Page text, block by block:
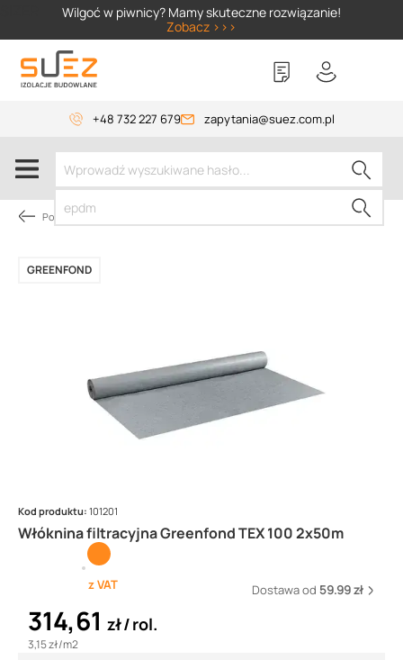
Wilgoć w piwnicy? Mamy skuteczne rozwiązanie!
Zobacz >>>
+48 732 227 679 zapytania@suez.com.pl
Pokrycie dachów płaskich
Włóknina filtracyjna Greenfond TEX 100 2x50m
GREENFOND
Kod produktu: 101201
z VAT Dostawa od 59.99 zł
314,61 zł rol.
3,15 zł/m2